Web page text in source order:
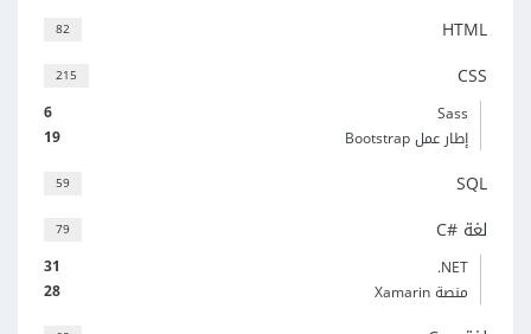
82 HTML
215 CSS
6
Sass
19
إطار عمل Bootstrap
59 SQL
79 لغة C#‎
31
‎.NET
28
منصة Xamarin